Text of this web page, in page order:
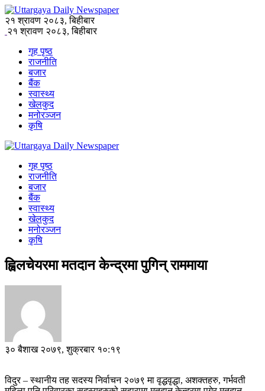
२१ श्रावण २०८३, बिहीबार
२१ श्रावण २०८३, बिहीबार
गृह पृष्ठ
राजनीति
बजार
बैंक
स्वास्थ्य
खेलकुद
मनोरञ्जन
कृषि
गृह पृष्ठ
राजनीति
बजार
बैंक
स्वास्थ्य
खेलकुद
मनोरञ्जन
कृषि
ह्विलचेयरमा मतदान केन्द्रमा पुगिन् राममाया
३० बैशाख २०७९, शुक्रबार १०:१९
विदुर – स्थानीय तह सदस्य निर्वाचन २०७९ मा वृद्धवृद्धा, अशक्तहरु, गर्भवती